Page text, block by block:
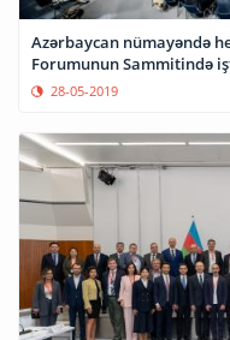
Azərbaycan nümayəndə
Forumunun Sammitində
28-05-2019